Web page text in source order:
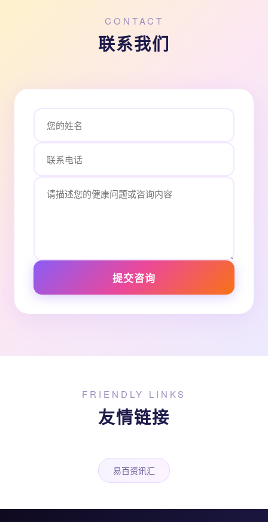
CONTACT
联系我们
提交咨询
FRIENDLY LINKS
友情链接
易百资讯汇